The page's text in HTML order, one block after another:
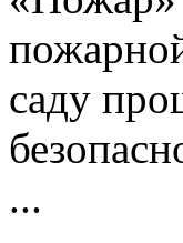
саду
...